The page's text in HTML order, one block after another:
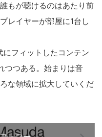
もが聴けるのはあたり前
レイヤーが部屋に1台し
フィットしたコンテン
つつある。始まりは音
な領域に拡大していくだ